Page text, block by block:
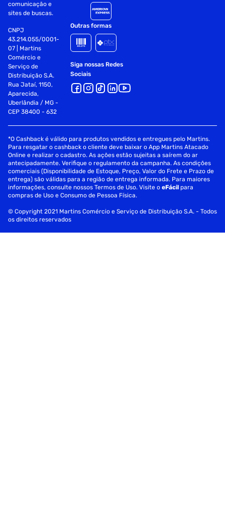
comunicação e
sites de buscas.
CNPJ
43.214.055/0001-
07 | Martins
Comércio e
Serviço de
Distribuição S.A.
Rua Jataí, 1150,
Aparecida,
Uberlândia / MG -
CEP 38400 - 632
Outras formas
Siga nossas Redes
Sociais
*O Cashback é válido para produtos vendidos e entregues pelo Martins.
Para resgatar o cashback o cliente deve baixar o App Martins Atacado
Online e realizar o cadastro. As ações estão sujeitas a saírem do ar
antecipadamente. Verifique o regulamento da campanha. As condições
comerciais (Disponibilidade de Estoque, Preço, Valor do Frete e Prazo de
entrega) são válidas para a região de entrega informada. Para maiores
informações, consulte nossos Termos de Uso. Visite oeFácil para
compras de Uso e Consumo de Pessoa Física.
© Copyright 2021 Martins Comércio e Serviço de Distribuição S.A. - Todos
os direitos reservados